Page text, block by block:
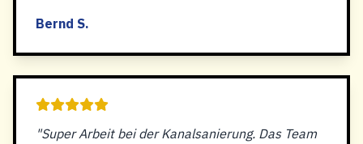
Bernd S.
"Super Arbeit bei der Kanalsanierung. Das Team